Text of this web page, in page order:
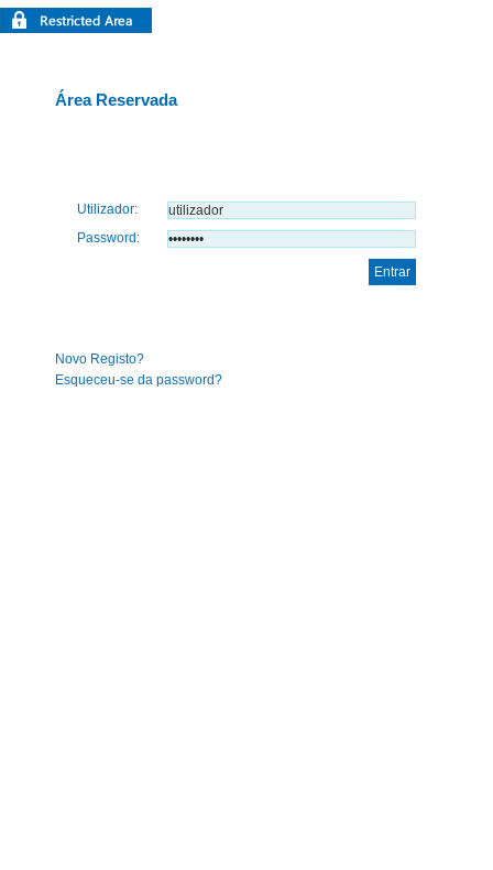
Área Reservada
Utilizador:
Password:
Novo Registo?
Esqueceu-se da password?